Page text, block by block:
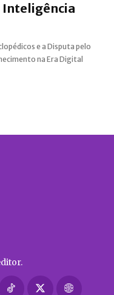
Inteligência
na Era Digital